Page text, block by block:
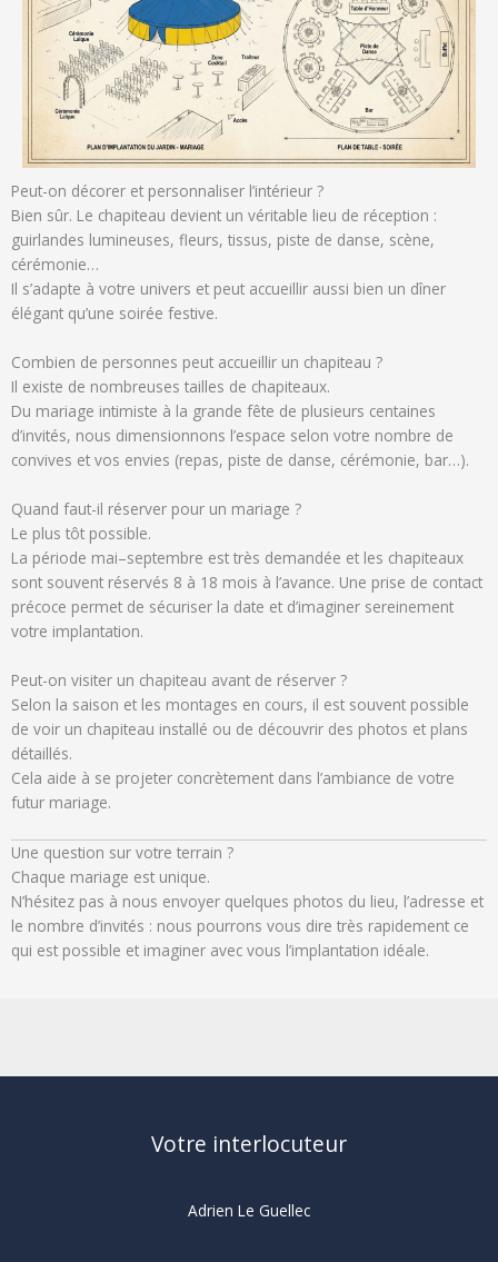
Peut-on décorer et personnaliser l’intérieur ?
Bien sûr. Le chapiteau devient un véritable lieu de réception :
guirlandes lumineuses, fleurs, tissus, piste de danse, scène,
cérémonie…
Il s’adapte à votre univers et peut accueillir aussi bien un dîner
élégant qu’une soirée festive.
Combien de personnes peut accueillir un chapiteau ?
Il existe de nombreuses tailles de chapiteaux.
Du mariage intimiste à la grande fête de plusieurs centaines
d’invités, nous dimensionnons l’espace selon votre nombre de
convives et vos envies (repas, piste de danse, cérémonie, bar…).
Quand faut-il réserver pour un mariage ?
Le plus tôt possible.
La période mai–septembre est très demandée et les chapiteaux
sont souvent réservés 8 à 18 mois à l’avance. Une prise de contact
précoce permet de sécuriser la date et d’imaginer sereinement
votre implantation.
Peut-on visiter un chapiteau avant de réserver ?
Selon la saison et les montages en cours, il est souvent possible
de voir un chapiteau installé ou de découvrir des photos et plans
détaillés.
Cela aide à se projeter concrètement dans l’ambiance de votre
futur mariage.
Une question sur votre terrain ?
Chaque mariage est unique.
N’hésitez pas à nous envoyer quelques photos du lieu, l’adresse et
le nombre d’invités : nous pourrons vous dire très rapidement ce
qui est possible et imaginer avec vous l’implantation idéale.
Votre interlocuteur
Adrien Le Guellec